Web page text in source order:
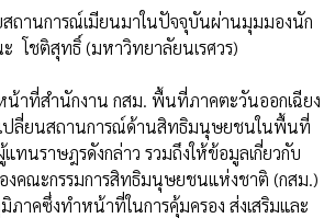
นการณ์เมียนมาในปัจจุบันผ่านมุมมองนัก
โชติสุทธิ์ (มหาวิทยาลัยนเรศวร)
ที่สำนักงาน กสม. พื้นที่ภาคตะวันออกเฉียง
เปลี่ยนสถานการณ์ด้านสิทธิมนุษยชนในพื้นที่
ทนราษฎรดังกล่าว รวมถึงให้ข้อมูลเกี่ยวกับ
งคณะกรรมการสิทธิมนุษยชนแห่งชาติ (กสม.)
าคซึ่งทำหน้าที่ในการคุ้มครอง ส่งเสริมและ